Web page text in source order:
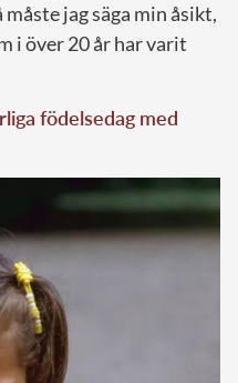
jag säga min åsikt,
i över 20 år har varit
födelsedag med